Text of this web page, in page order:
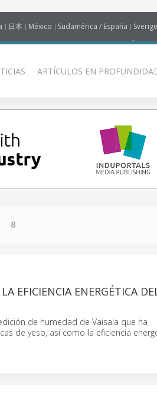
日本 México Sudamérica / España Sverige
ARTÍCULOS EN
8
EFICIENCIA ENERGÉTICA
de humedad de Vaisala que ha
de yeso, así como la eficiencia